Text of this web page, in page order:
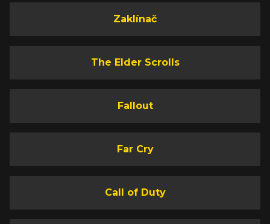
Zaklínač
The Elder Scrolls
Fallout
Far Cry
Call of Duty